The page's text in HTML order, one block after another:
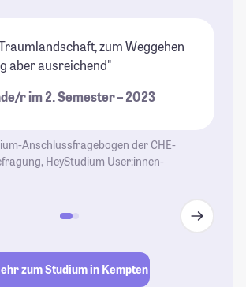
zum Weggehen
aber ausreichend"
r im 2. Semester – 2023
Anschlussfragebogen der CHE-
HeyStudium User:innen-
zum Studium in Kempten